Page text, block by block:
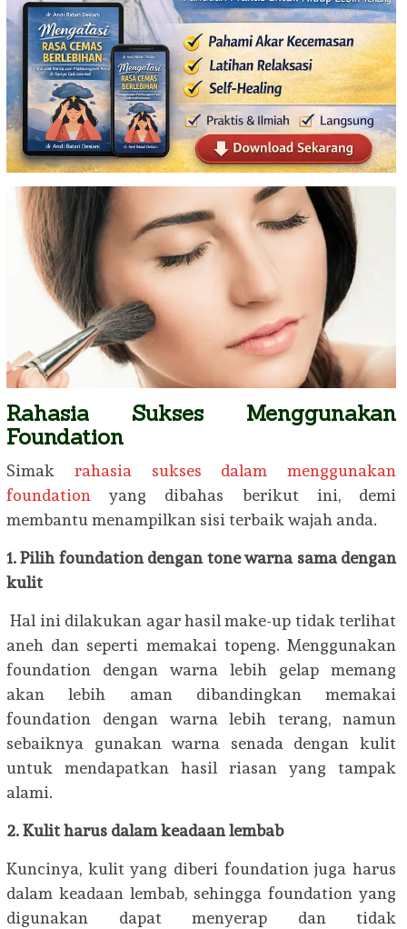
Rahasia Sukses Menggunakan
Foundation
Simak rahasia sukses dalam menggunakan
foundation yang dibahas berikut ini, demi
membantu menampilkan sisi terbaik wajah anda.
1. Pilih foundation dengan tone warna sama dengan
kulit
Hal ini dilakukan agar hasil make-up tidak terlihat
aneh dan seperti memakai topeng. Menggunakan
foundation dengan warna lebih gelap memang
akan lebih aman dibandingkan memakai
foundation dengan warna lebih terang, namun
sebaiknya gunakan warna senada dengan kulit
untuk mendapatkan hasil riasan yang tampak
alami.
2. Kulit harus dalam keadaan lembab
Kuncinya, kulit yang diberi foundation juga harus
dalam keadaan lembab, sehingga foundation yang
digunakan dapat menyerap dan tidak